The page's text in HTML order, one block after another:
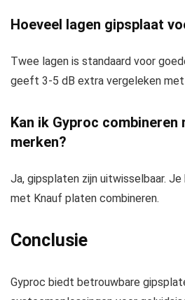
Hoeveel lagen gipsplaat
Twee lagen is standaard voor
geeft 3-5 dB extra vergeleken met
Kan ik Gyproc combineren
merken?
Ja, gipsplaten zijn uitwisselbaar.
met Knauf platen combineren.
Conclusie
Gyproc biedt betrouwbare